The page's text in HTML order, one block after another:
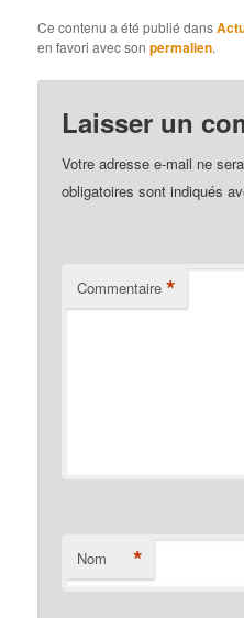
Ce contenu a été publié dans
en favori avec sonpermalien.
Laisser un
Votre adresse e-mail ne
obligatoires sont indiqués
Commentaire *
Nom *